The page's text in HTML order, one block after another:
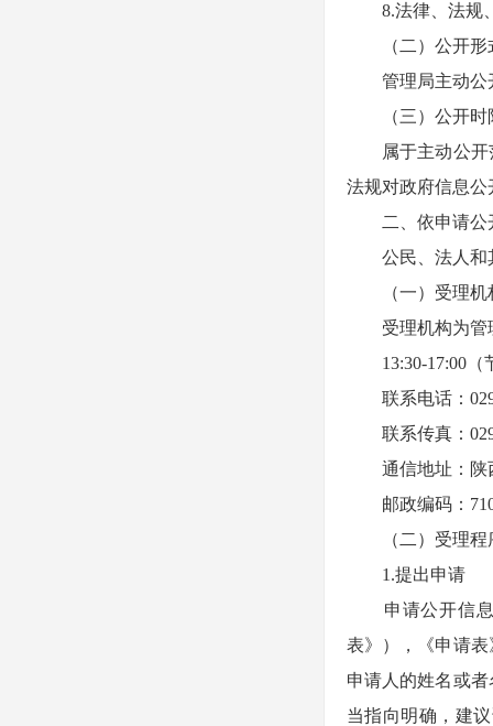
8.法律、法规、
（二）公开形
管理局主动公开
（三）公开时
属于主动公开范
法规对政府信息
二、依申请公
公民、法人和其
（一）受理机
受理机构为管理
13:30-17:00（
联系电话：029-
联系传真：029-
通信地址：陕
邮政编码：
（二）受理程
1.提出申请
申请公开信息
表》），《申请
申请人的姓名或
当指向明确，建